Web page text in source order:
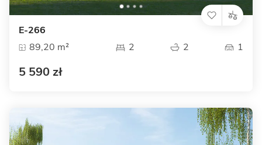
E-266
89,20 m²
2 2 1
5 590 zł